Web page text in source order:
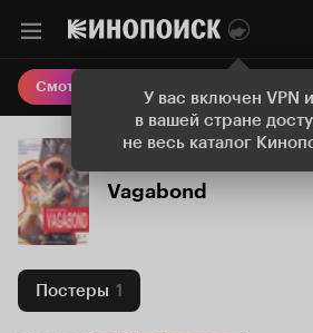
У вас включен VPN
в вашей стране
не весь каталог
Смотреть кино Онлайн-
Vagabond
Постеры 1